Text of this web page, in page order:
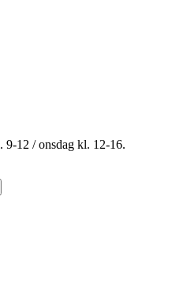
9-12 / onsdag kl. 12-16.